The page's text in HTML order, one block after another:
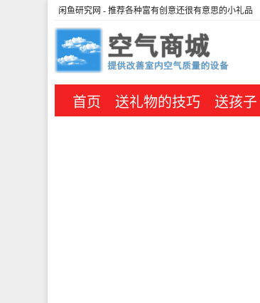
闲鱼研究网 - 推荐各种富有创意还很有意思的小礼品
首页 送礼物的技巧 送孩子